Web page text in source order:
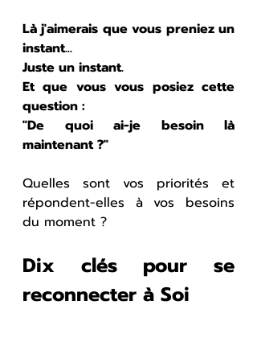
Là j'aimerais que vous preniez un
instant...
Juste un instant.
Et que vous vous posiez cette
question :
"De quoi ai-je besoin là
maintenant ?"
Quelles sont vos priorités et
répondent-elles à vos besoins
du moment ?
Dix clés pour se
reconnecter à Soi